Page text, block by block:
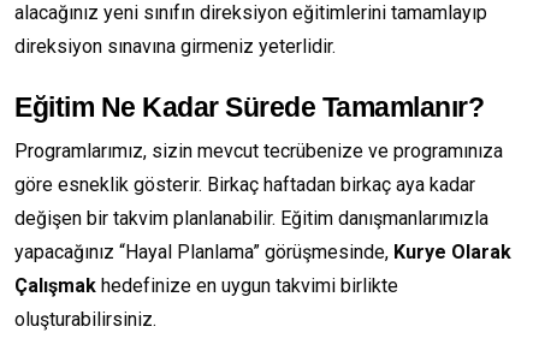
alacağınız yeni sınıfın direksiyon eğitimlerini tamamlayıp
direksiyon sınavına girmeniz yeterlidir.
Eğitim Ne Kadar Sürede Tamamlanır?
Programlarımız, sizin mevcut tecrübenize ve programınıza
göre esneklik gösterir. Birkaç haftadan birkaç aya kadar
değişen bir takvim planlanabilir. Eğitim danışmanlarımızla
yapacağınız “Hayal Planlama” görüşmesinde, Kurye Olarak
Çalışmak hedefinize en uygun takvimi birlikte
oluşturabilirsiniz.